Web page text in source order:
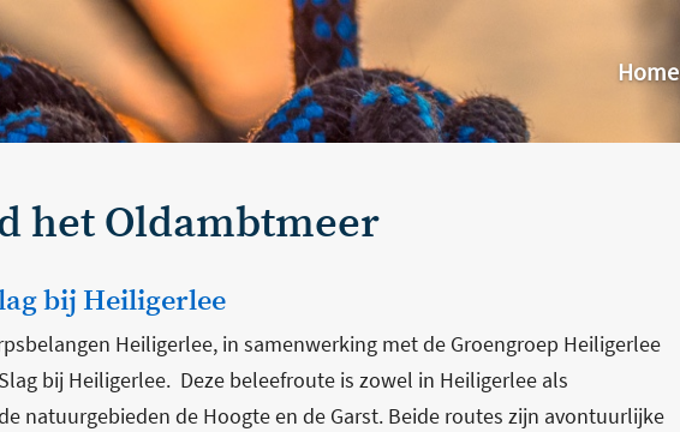
Home
het Oldambtmeer
bij Heiligerlee
Heiligerlee, in samenwerking met de Groengroep Heiligerlee
bij Heiligerlee. Deze beleefroute is zowel in Heiligerlee als
natuurgebieden de Hoogte en de Garst. Beide routes zijn avontuurlijke